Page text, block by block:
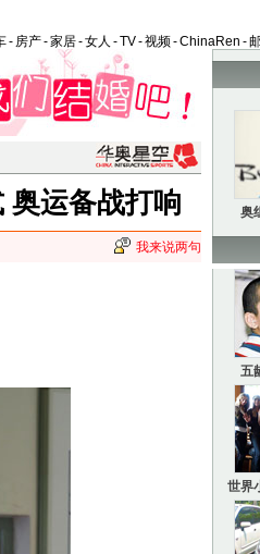
- 房产-家居-女人 -TV-视频-ChinaRen -
奥运备战打响
我来说两句
奥
五
世界